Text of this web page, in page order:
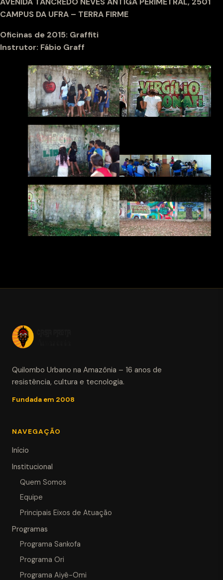
CAMPUS DA UFRA – TERRA FIRME
Oficinas de 2015: Graffiti
Instrutor: Fábio Graff
Quilombo Urbano na Amazônia – 16 anos de
resistência, cultura e tecnologia.
Fundada em 2008
NAVEGAÇÃO
Início
Institucional
Quem Somos
Equipe
Principais Eixos de Atuação
Programas
Programa Sankofa
Programa Ori
Programa Aiyê-Omi